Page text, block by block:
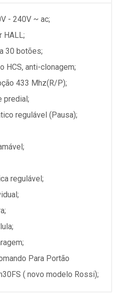
- 240V ~ ac;
HALL;
30 botões;
HCS, anti-clonagem;
433 Mhz(R/P);
predial;
regulável (Pausa);
regulável;
Para Portão
( novo modelo Rossi);